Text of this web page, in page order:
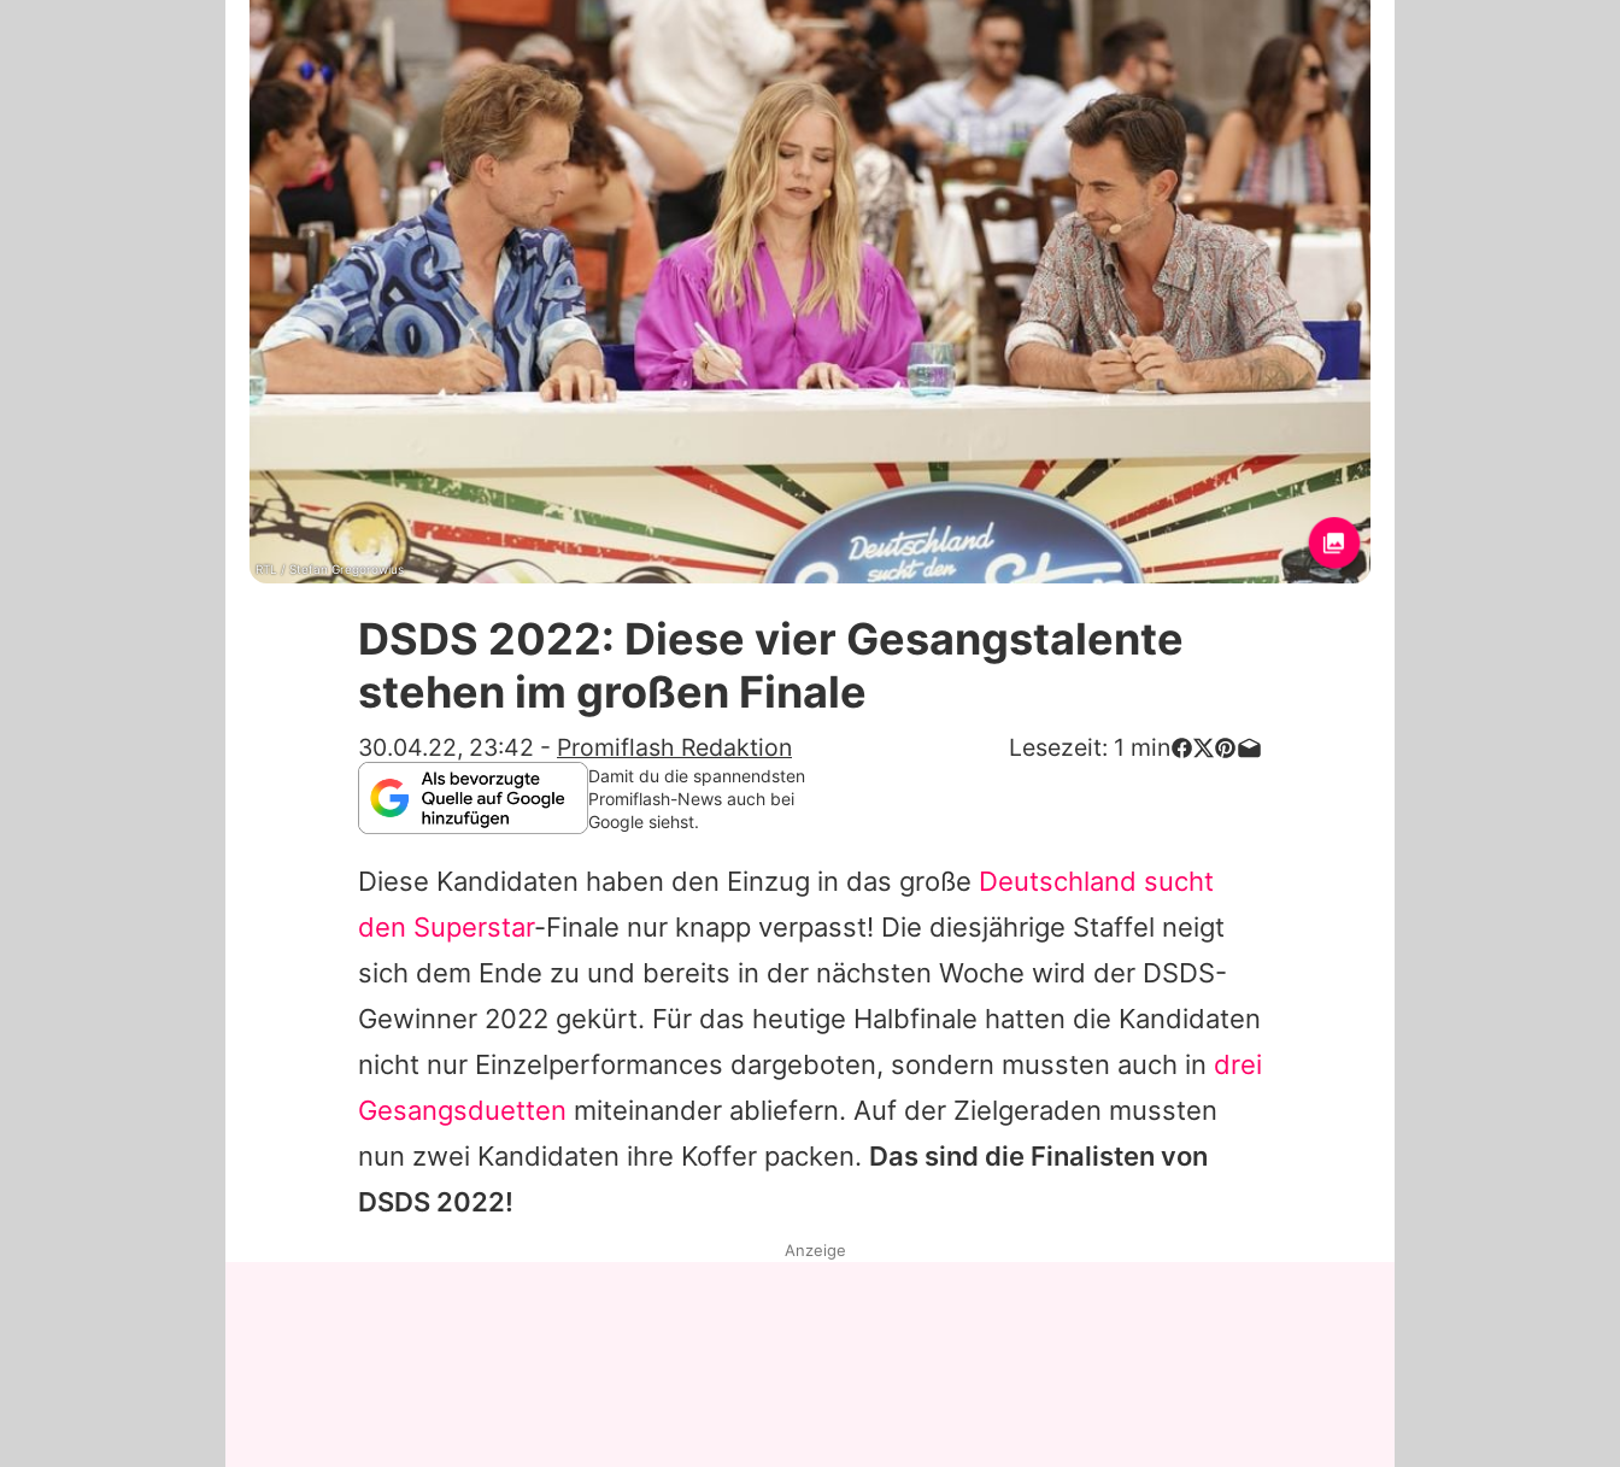
Filme & Serien
Lifestyle
Familie & Liebe
Promiflash Exklusiv
Alle Themen auf Promiflash
Jobs
App runterladen
Redaktionelle Richtlinien
Impressum
Datenschutzerklärung
Nutzungsbedingungen
Utiq verwalten
RTL / Stefan Gregorowius
DSDS 2022: Diese vier Gesangstalente
stehen im großen Finale
30.04.22, 23:42 - Promiflash Redaktion Lesezeit: 1 min
Damit du die spannendsten
Promiflash-News auch bei
Google siehst.
Diese Kandidaten haben den Einzug in das große Deutschland sucht
den Superstar-Finale nur knapp verpasst! Die diesjährige Staffel neigt
sich dem Ende zu und bereits in der nächsten Woche wird der DSDS-
Gewinner 2022 gekürt. Für das heutige Halbfinale hatten die Kandidaten
nicht nur Einzelperformances dargeboten, sondern mussten auch in drei
Gesangsduetten miteinander abliefern. Auf der Zielgeraden mussten
nun zwei Kandidaten ihre Koffer packen. Das sind die Finalisten von
DSDS 2022!
Anzeige